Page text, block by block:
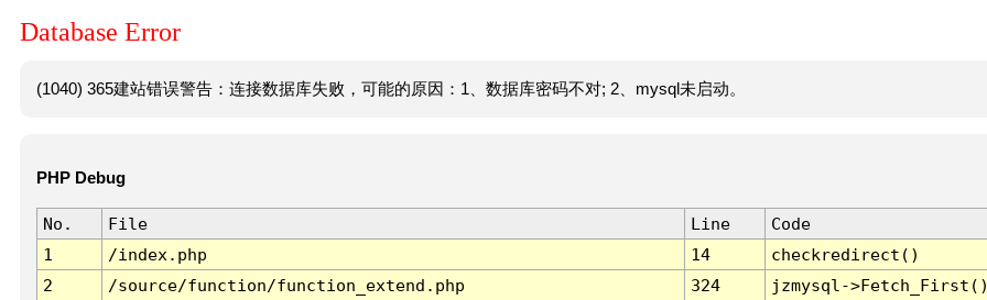
Database Error
(1040) 365建站错误警告：连接数据库失败，可能的原因：1、数据库密码不对; 2、mysql未启动。
PHP Debug
No. File Line
Code
1
/index.php 14
checkredirect()
2
/source/function/function_extend.php 324
jzmysql-